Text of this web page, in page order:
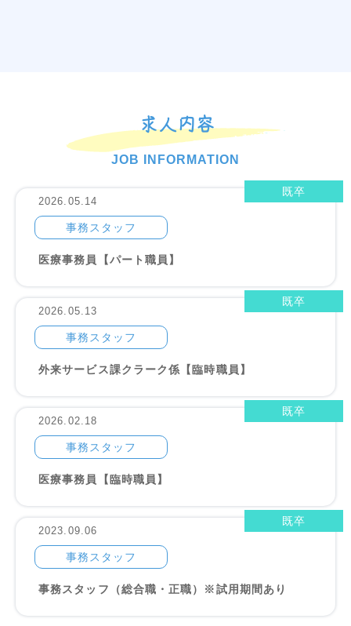
求人内容
JOB INFORMATION
2026.05.14
既卒
事務スタッフ
医療事務員【パート職員】
2026.05.13
既卒
事務スタッフ
外来サービス課クラーク係【臨時職員】
2026.02.18
既卒
事務スタッフ
医療事務員【臨時職員】
2023.09.06
既卒
事務スタッフ
事務スタッフ（総合職・正職）※試用期間あり